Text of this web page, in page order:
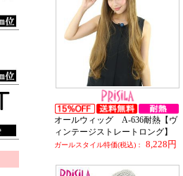
オールウィッグ A-636耐熱【ヴ
ィンテージストレートロング】
ガールスタイル特価(税込)： 8,228円